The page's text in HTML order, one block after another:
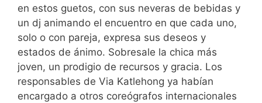
en estos guetos, con sus neveras de bebidas y
un dj animando el encuentro en que cada uno,
solo o con pareja, expresa sus deseos y
estados de ánimo. Sobresale la chica más
joven, un prodigio de recursos y gracia. Los
responsables de Via Katlehong ya habían
encargado a otros coreógrafos internacionales